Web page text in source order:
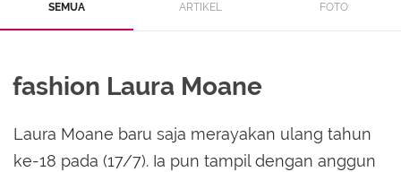
SEMUA ARTIKEL FOTO
fashion Laura Moane
Laura Moane baru saja merayakan ulang tahun
ke-18 pada (17/7). Ia pun tampil dengan anggun